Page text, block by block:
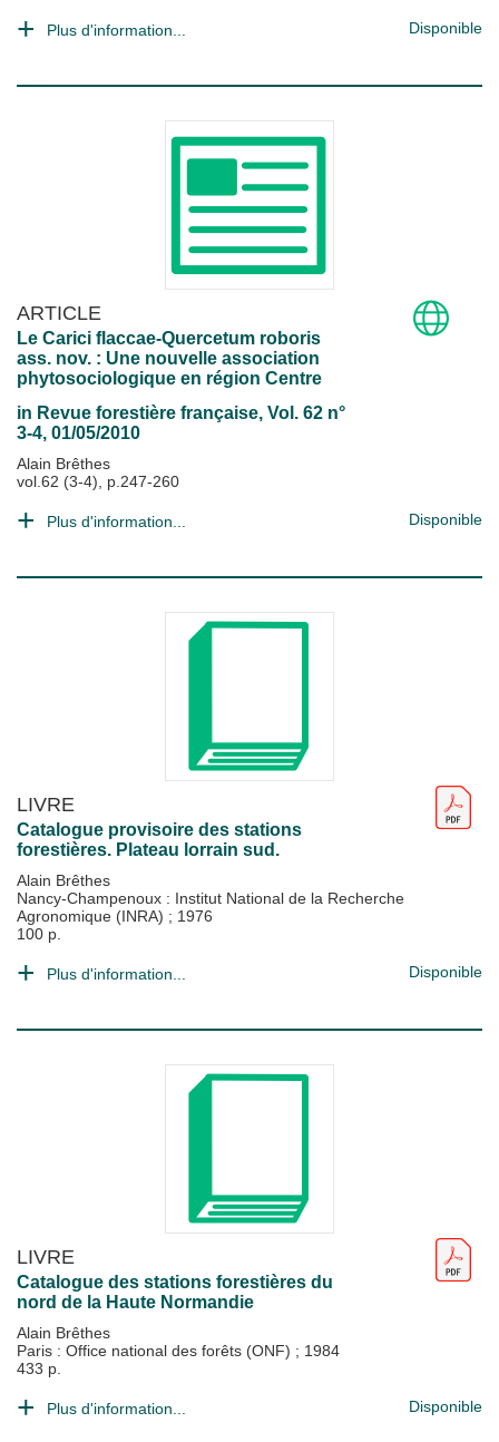
Plus d'information... Disponible
ARTICLE
Le Carici flaccae-Quercetum roboris
ass. nov. : Une nouvelle association
phytosociologique en région Centre
in Revue forestière française, Vol. 62 n°
3-4, 01/05/2010
Alain Brêthes
vol.62 (3-4), p.247-260
Plus d'information... Disponible
LIVRE
Catalogue provisoire des stations
forestières. Plateau lorrain sud.
Alain Brêthes
Nancy-Champenoux : Institut National de la Recherche
Agronomique (INRA) ; 1976
100 p.
Plus d'information... Disponible
LIVRE
Catalogue des stations forestières du
nord de la Haute Normandie
Alain Brêthes
Paris : Office national des forêts (ONF) ; 1984
433 p.
Plus d'information... Disponible